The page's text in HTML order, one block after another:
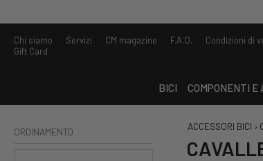
Chi siamo Servizi CM magazine F.A.Q.
Condizioni di
Gift Card
BICI COMPONENTI E
ORDINAMENTO ACCESSORI BICI ›